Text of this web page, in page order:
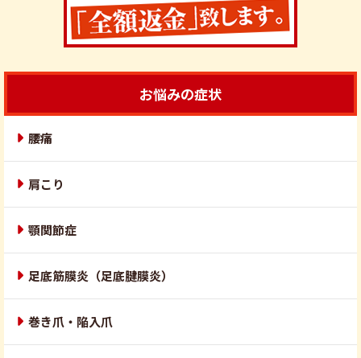
お悩みの症状
腰痛
肩こり
顎関節症
足底筋膜炎（足底腱膜炎）
巻き爪・陥入爪